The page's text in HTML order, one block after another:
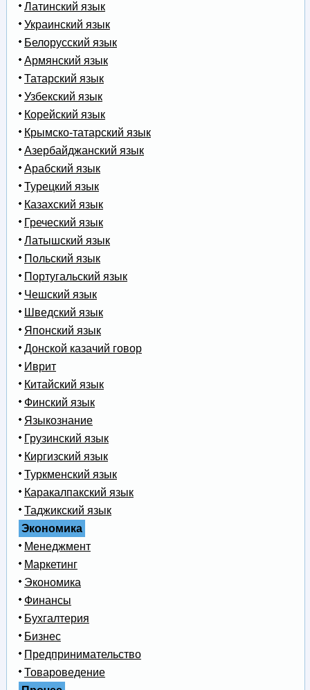
Латинский язык
Украинский язык
Белорусский язык
Армянский язык
Татарский язык
Узбекский язык
Корейский язык
Крымско-татарский язык
Азербайджанский язык
Арабский язык
Турецкий язык
Казахский язык
Греческий язык
Латышский язык
Польский язык
Португальский язык
Чешский язык
Шведский язык
Японский язык
Донской казачий говор
Иврит
Китайский язык
Финский язык
Языкознание
Грузинский язык
Киргизский язык
Туркменский язык
Каракалпакский язык
Таджикский язык
Экономика
Менеджмент
Маркетинг
Экономика
Финансы
Бухгалтерия
Бизнес
Предпринимательство
Товароведение